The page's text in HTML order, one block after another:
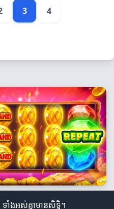
3 4
ងអស់គ្នាមានសិទ្ធិ។